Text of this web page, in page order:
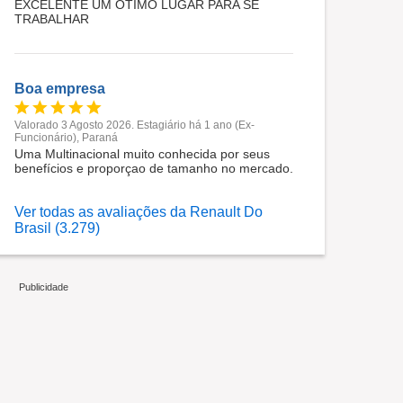
EXCELENTE UM OTIMO LUGAR PARA SE
TRABALHAR
Boa empresa
Valorado 3 Agosto 2026. Estagiário há 1 ano (Ex-
Funcionário), Paraná
Uma Multinacional muito conhecida por seus
benefícios e proporçao de tamanho no mercado.
Ver todas as avaliações da Renault Do
Brasil (3.279)